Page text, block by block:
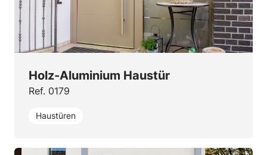
Holz-Aluminium Haustür
Ref. 0179
Haustüren